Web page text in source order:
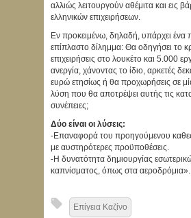
αλλιώς λειτουργούν αθέμιτα και εις
ελληνικών επιχειρήσεων.
Εν προκειμένω, δηλαδή, υπάρχει ένα
επίπλαστο δίλημμα: Θα οδηγήσει το
επιχειρήσεις στο λουκέτο και 5.000
ανεργία, χάνοντας το ίδιο, αρκετές
ευρώ ετησίως ή θα προχωρήσεις σε
λύση που θα αποτρέψει αυτής τις
συνέπειες;
Δύο είναι οι λύσεις:
-Επαναφορά του προηγούμενου
με αυστηρότερες προϋποθέσεις.
-Η δυνατότητα δημιουργίας
καπνίσματος, όπως στα αεροδρόμια».
Επίγεια Καζίνο